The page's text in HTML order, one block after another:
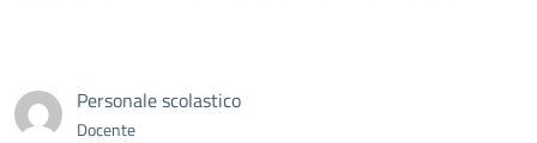
Personale scolastico
Docente